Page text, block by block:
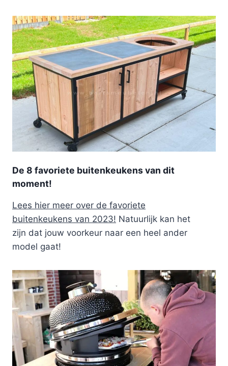
De 8 favoriete buitenkeukens van dit
moment!
Lees hier meer over de favoriete
buitenkeukens van 2023! Natuurlijk kan het
zijn dat jouw voorkeur naar een heel ander
model gaat!